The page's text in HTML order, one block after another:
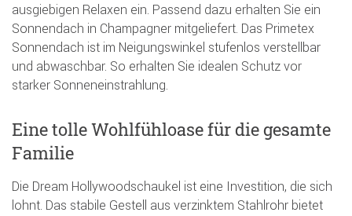
ausgiebigen Relaxen ein. Passend dazu erhalten Sie ein
Sonnendach in Champagner mitgeliefert. Das Primetex
Sonnendach ist im Neigungswinkel stufenlos verstellbar
und abwaschbar. So erhalten Sie idealen Schutz vor
starker Sonneneinstrahlung.
Eine tolle Wohlfühloase für die gesamte
Familie
Die Dream Hollywoodschaukel ist eine Investition, die sich
lohnt. Das stabile Gestell aus verzinktem Stahlrohr bietet